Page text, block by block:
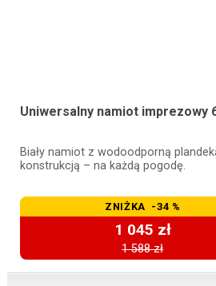
Uniwersalny namiot imprezowy
Biały namiot z wodoodporną
konstrukcją – na każdą pogodę.
ZNIŻKA -34 %
1 045 zł
1 588 zł